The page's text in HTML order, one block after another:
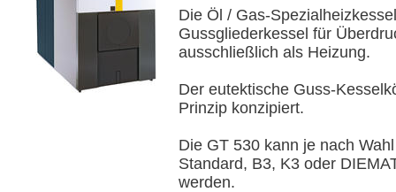
Die Öl / Gas-
Gussgliederkessel für
ausschließlich als Heizung.
Der eutektische Guss-
Prinzip konzipiert.
Die GT 530 kann je nach
Standard, B3, K3 oder
werden.